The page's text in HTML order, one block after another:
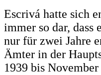
Escrivá hatte sich
immer so dar, dass
nur für zwei Jahre
Ämter in der
1939 bis